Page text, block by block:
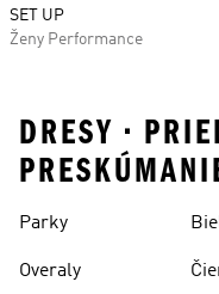
SET UP
Ženy Performance
DRESY •
Parky
Overaly